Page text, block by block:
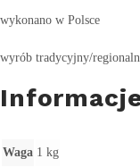
wykonano w Polsce
wyrób tradycyjny/
Waga 1 kg